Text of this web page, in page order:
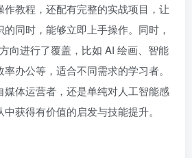
作教程，还配有完整的实战项目，让
同时，能够立即上手操作。同时，
向进行了覆盖，比如 AI 绘画、智能
办公等，适合不同需求的学习者。
媒体运营者，还是单纯对人工智能感
获得有价值的启发与技能提升。